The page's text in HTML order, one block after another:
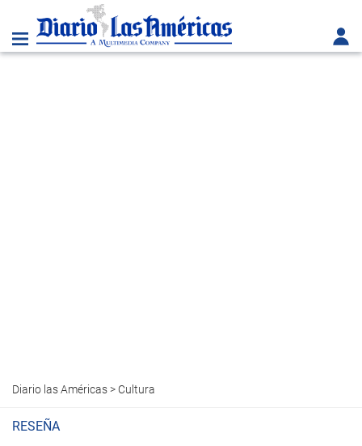
Diario las Américas> Cultura
RESEÑA